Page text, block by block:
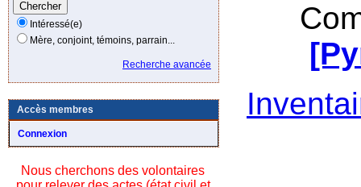
Intéressé(e)
Mère, conjoint, témoins, parrain...
Recherche avancée
Accès membres
Connexion
Nous cherchons des volontaires